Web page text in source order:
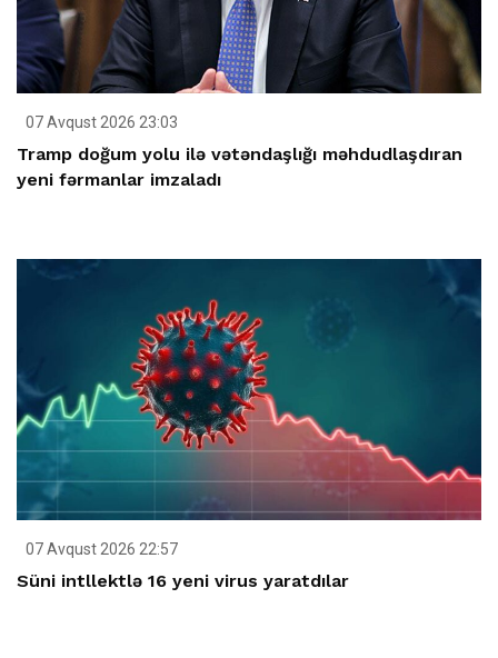
07 Avqust 2026 23:03
Tramp doğum yolu ilə vətəndaşlığı məhdudlaşdıran
yeni fərmanlar imzaladı
07 Avqust 2026 22:57
Süni intllektlə 16 yeni virus yaratdılar